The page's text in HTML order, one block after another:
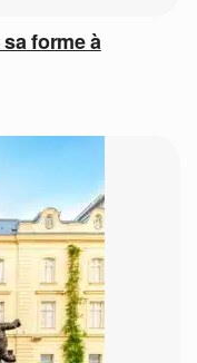
forme à